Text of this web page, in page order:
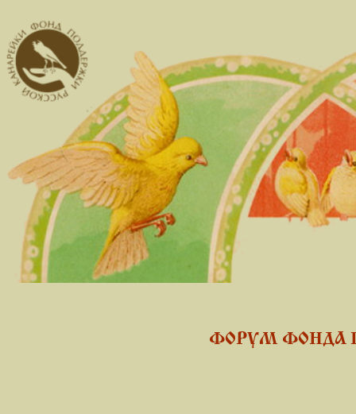
ФОРУМ ФОНДА